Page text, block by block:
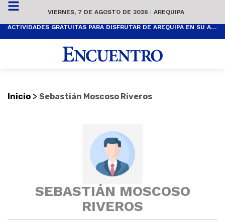
VIERNES, 7 DE AGOSTO DE 2026 | AREQUIPA
ACTIVIDADES GRATUITAS PARA DISFRUTAR DE AREQUIPA EN SU ANIVERSARIO
Inicio > Sebastián Moscoso Riveros
SEBASTIÁN MOSCOSO
RIVEROS